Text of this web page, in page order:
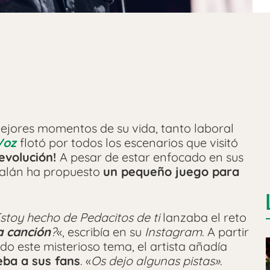
momentos de su vida, tanto laboral
flotó por todos los escenarios que visitó
A pesar de estar enfocado en sus
ha propuesto un pequeño juego para
hecho de Pedacitos de tilanzaba el reto
canción?«, escribía en su Instagram. A partir
este misterioso tema, el artista añadía
a sus fans. «Os dejo algunas pistas».